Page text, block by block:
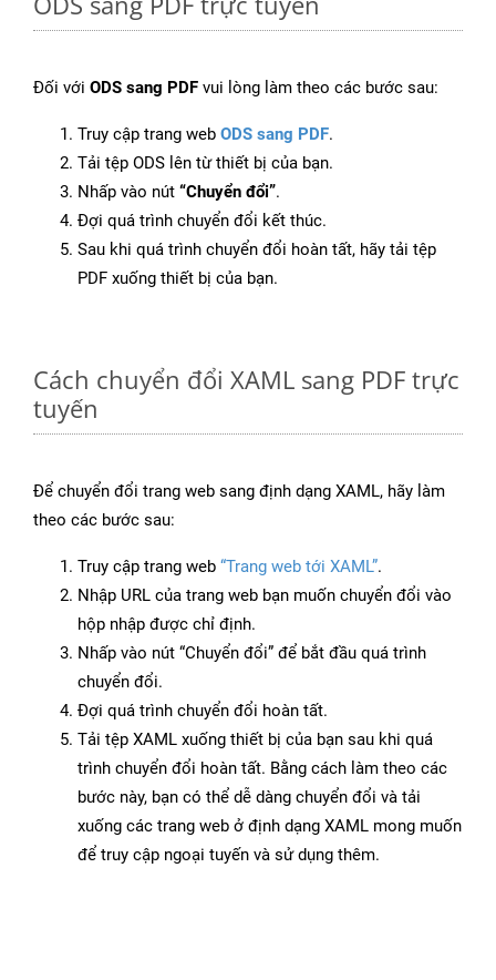
Đối với ODS sang PDF vui lòng làm theo các bước sau:
Truy cập trang web ODS sang PDF.
Tải tệp ODS lên từ thiết bị của bạn.
Nhấp vào nút “Chuyển đổi”.
Đợi quá trình chuyển đổi kết thúc.
Sau khi quá trình chuyển đổi hoàn tất, hãy tải tệp
PDF xuống thiết bị của bạn.
Cách chuyển đổi XAML sang PDF trực
tuyến
Để chuyển đổi trang web sang định dạng XAML, hãy làm
theo các bước sau:
Truy cập trang web “Trang web tới XAML”.
Nhập URL của trang web bạn muốn chuyển đổi vào
hộp nhập được chỉ định.
Nhấp vào nút “Chuyển đổi” để bắt đầu quá trình
chuyển đổi.
Đợi quá trình chuyển đổi hoàn tất.
Tải tệp XAML xuống thiết bị của bạn sau khi quá
trình chuyển đổi hoàn tất. Bằng cách làm theo các
bước này, bạn có thể dễ dàng chuyển đổi và tải
xuống các trang web ở định dạng XAML mong muốn
để truy cập ngoại tuyến và sử dụng thêm.